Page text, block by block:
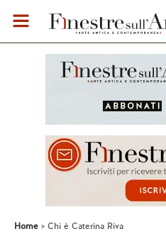
Home Chi è Caterina Riva